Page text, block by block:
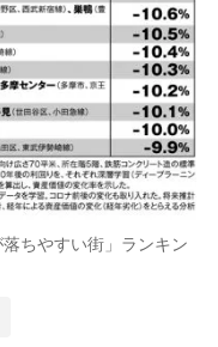
ちやすい街」ランキン